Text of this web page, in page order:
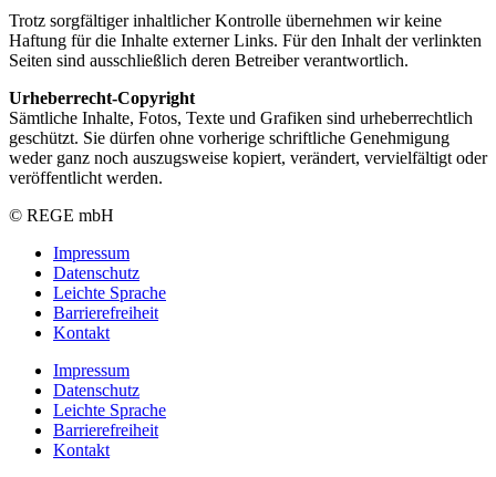
Trotz sorgfältiger inhaltlicher Kontrolle übernehmen wir keine
Haftung für die Inhalte externer Links. Für den Inhalt der verlinkten
Seiten sind ausschließlich deren Betreiber verantwortlich.
Urheberrecht-Copyright
Sämtliche Inhalte, Fotos, Texte und Grafiken sind urheberrechtlich
geschützt. Sie dürfen ohne vorherige schriftliche Genehmigung
weder ganz noch auszugsweise kopiert, verändert, vervielfältigt oder
veröffentlicht werden.
© REGE mbH
Impressum
Datenschutz
Leichte Sprache
Barrierefreiheit
Kontakt
Impressum
Datenschutz
Leichte Sprache
Barrierefreiheit
Kontakt